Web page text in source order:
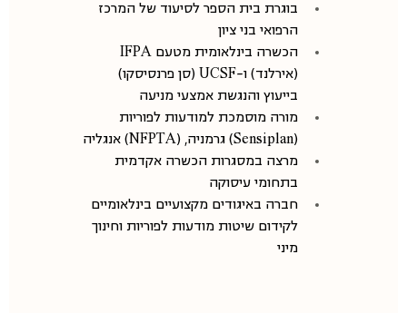
בוגרת בית הספר לסיעוד של המרכז
הרפואי בני ציון
(אירלנד) ו-UCSF (סן פרנסיסקו)
בייעוץ והנגשת אמצעי מניעה
מורה מוסמכת למודעות לפוריות
(Sensiplan) גרמניה, (NFPTA) אנגליה
מרצה במסגרות הכשרה אקדמית
בתחומי עיסוקה
חברה באיגודים מקצועיים בינלאומיים
לקידום שיטות מודעות לפוריות וחינוך
מיני